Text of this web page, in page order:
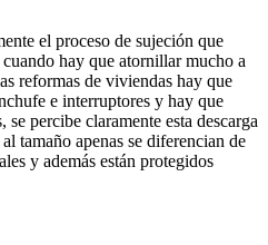
el proceso de sujeción que
hay que atornillar mucho a
reformas de viviendas hay que
e interruptores y hay que
percibe claramente esta descarga
tamaño apenas se diferencian de
y además están protegidos